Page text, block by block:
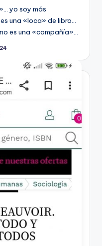
yo soy más
una «loca» de libro…
es una «compañía»…